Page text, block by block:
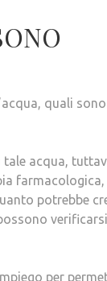
quali
tale acqua,
farmacologica,
potrebbe
per